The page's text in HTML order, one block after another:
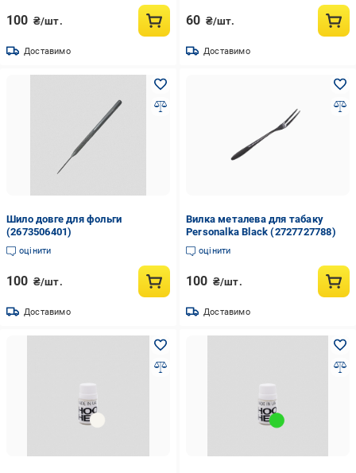
100 ₴/шт.
Доставимо
60 ₴/шт.
Доставимо
Шило довге для фольги
(2673506401)
оцінити
100 ₴/шт.
Доставимо
Вилка металева для табаку
Personalka Black (2727727788)
оцінити
100 ₴/шт.
Доставимо